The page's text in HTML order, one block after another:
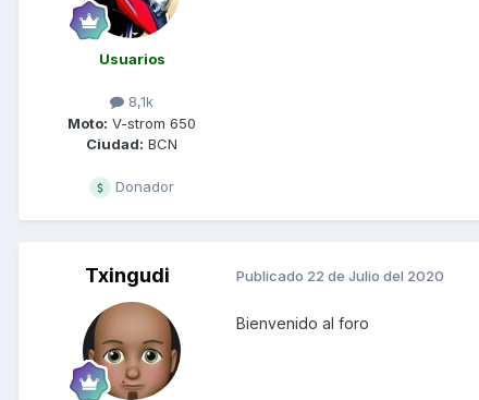
Usuarios
8,1k
Moto: V-strom 650
Ciudad: BCN
Donador
Txingudi Publicado 22 de Julio del 2020
Bienvenido al foro